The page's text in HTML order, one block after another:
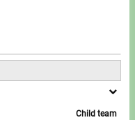
Child team